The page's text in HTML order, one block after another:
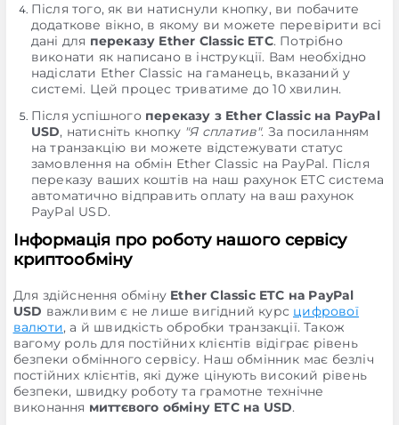
Після того, як ви натиснули кнопку, ви побачите
додаткове вікно, в якому ви можете перевірити всі
дані для переказу Ether Classic ETC. Потрібно
виконати як написано в інструкції. Вам необхідно
надіслати Ether Classic на гаманець, вказаний у
системі. Цей процес триватиме до 10 хвилин.
Після успішного переказу з Ether Classic на PayPal
USD, натисніть кнопку "Я сплатив". За посиланням
на транзакцію ви можете відстежувати статус
замовлення на обмін Ether Classic на PayPal. Після
переказу ваших коштів на наш рахунок ETC система
автоматично відправить оплату на ваш рахунок
PayPal USD.
Інформація про роботу нашого сервісу
криптообміну
Для здійснення обміну Ether Classic ETC на PayPal
USD важливим є не лише вигідний курс цифрової
валюти, а й швидкість обробки транзакції. Також
вагому роль для постійних клієнтів відіграє рівень
безпеки обмінного сервісу. Наш обмінник має безліч
постійних клієнтів, які дуже цінують високий рівень
безпеки, швидку роботу та грамотне технічне
виконання миттєвого обміну ETC на USD.